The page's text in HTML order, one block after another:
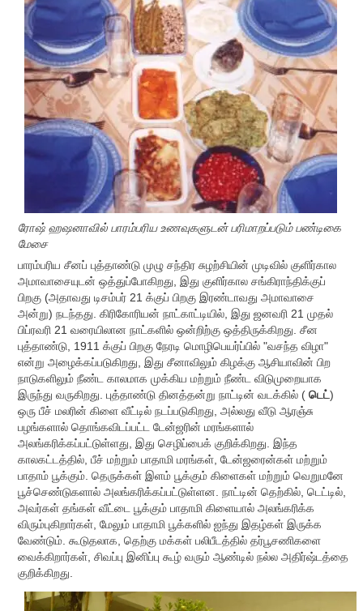
ரோஷ் ஹஷனாவில் பாரம்பரிய உணவுகளுடன் பரிமாறப்படும் பண்டிகை
மேசை
பாரம்பரிய சீனப் புத்தாண்டு முழு சந்திர சுழற்சியின் முடிவில் குளிர்கால
அமாவாசையுடன் ஒத்துப்போகிறது, இது குளிர்கால சங்கிராந்திக்குப்
பிறகு (அதாவது டிசம்பர் 21 க்குப் பிறகு இரண்டாவது அமாவாசை
அன்று) நடந்தது. கிரிகோரியன் நாட்காட்டியில், இது ஜனவரி 21 முதல்
பிப்ரவரி 21 வரையிலான நாட்களில் ஒன்றிற்கு ஒத்திருக்கிறது. சீன
புத்தாண்டு, 1911 க்குப் பிறகு நேரடி மொழிபெயர்ப்பில் "வசந்த விழா"
என்று அழைக்கப்படுகிறது, இது சீனாவிலும் கிழக்கு ஆசியாவின் பிற
நாடுகளிலும் நீண்ட காலமாக முக்கிய மற்றும் நீண்ட விடுமுறையாக
இருந்து வருகிறது. புத்தாண்டு தினத்தன்று நாட்டின் வடக்கில் ( டெட்)
ஒரு பீச் மலரின் கிளை வீட்டில் நடப்படுகிறது, அல்லது வீடு ஆரஞ்சு
பழங்களால் தொங்கவிடப்பட்ட டேன்ஜரின் மரங்களால்
அலங்கரிக்கப்பட்டுள்ளது, இது செழிப்பைக் குறிக்கிறது. இந்த
காலகட்டத்தில், பீச் மற்றும் பாதாமி மரங்கள், டேன்ஜரைன்கள் மற்றும்
பாதாம் பூக்கும். தெருக்கள் இளம் பூக்கும் கிளைகள் மற்றும் வெறுமனே
பூச்செண்டுகளால் அலங்கரிக்கப்பட்டுள்ளன. நாட்டின் தெற்கில், டெட்டில்,
அவர்கள் தங்கள் வீட்டை பூக்கும் பாதாமி கிளையால் அலங்கரிக்க
விரும்புகிறார்கள், மேலும் பாதாமி பூக்களில் ஐந்து இதழ்கள் இருக்க
வேண்டும். கூடுதலாக, தெற்கு மக்கள் பலிபீடத்தில் தர்பூசணிகளை
வைக்கிறார்கள், சிவப்பு இனிப்பு கூழ் வரும் ஆண்டில் நல்ல அதிர்ஷ்டத்தை
குறிக்கிறது.